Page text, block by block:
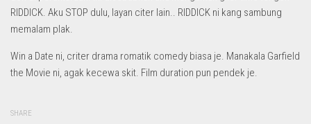
RIDDICK. Aku STOP dulu, layan citer lain.. RIDDICK ni kang sambung
memalam plak.
Win a Date ni, criter drama romatik comedy biasa je. Manakala Garfield
the Movie ni, agak kecewa skit. Film duration pun pendek je.
SHARE